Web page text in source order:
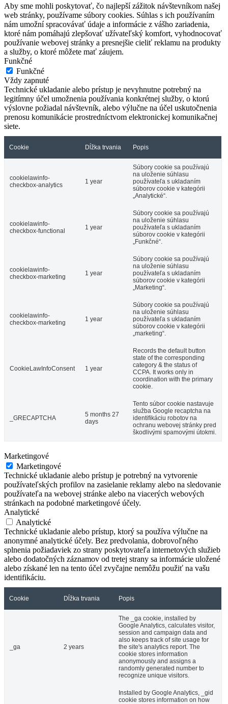
Aby sme mohli poskytovať, čo najlepší zážitok návštevníkom našej
web stránky, používame súbory cookies. Súhlas s ich používaním
nám umožní spracovávať údaje a informácie z vášho zariadenia,
ktoré nám pomáhajú zlepšovať užívateľský komfort, vyhodnocovať
používanie webovej stránky a presnejšie cieliť reklamu na produkty
a služby, o ktoré môžete mať záujem.
Funkčné
Funkčné
Vždy zapnuté
Technické ukladanie alebo prístup je nevyhnutne potrebný na
legitímny účel umožnenia používania konkrétnej služby, o ktorú
výslovne požiadal návštevník, alebo výlučne na účel uskutočnenia
prenosu komunikácie prostredníctvom elektronickej komunikačnej
siete.
Cookie Dĺžka trvania Popis
cookielawinfo-
checkbox-analytics
1 year
Súbory cookie sa používajú
na uloženie súhlasu
používateľa s ukladaním
súborov cookie v kategórii
„Analytické“.
cookielawinfo-
checkbox-functional
1 year
Súbory cookie sa používajú
na uloženie súhlasu
používateľa s ukladaním
súborov cookie v kategórii
„Funkčné“.
cookielawinfo-
checkbox-marketing
1 year
Súbory cookie sa používajú
na uloženie súhlasu
používateľa s ukladaním
súborov cookie v kategórii
„Marketing“.
cookielawinfo-
checkbox-marketing
1 year
Súbory cookie sa používajú
na uloženie súhlasu
používateľa s ukladaním
súborov cookie v kategórii
„marketing“.
CookieLawInfoConsent 1 year
Records the default button
state of the corresponding
category & the status of
CCPA. It works only in
coordination with the primary
cookie.
_GRECAPTCHA
5 months 27
days
Tento súbor cookie nastavuje
služba Google recaptcha na
identifikáciu robotov na
ochranu webovej stránky pred
škodlivými spamovými útokmi.
Marketingové
Marketingové
Technické ukladanie alebo prístup je potrebný na vytvorenie
používateľských profilov na zasielanie reklamy alebo na sledovanie
používateľa na webovej stránke alebo na viacerých webových
stránkach na podobné marketingové účely.
Analytické
Analytické
Technické ukladanie alebo prístup, ktorý sa používa výlučne na
anonymné analytické účely. Bez predvolania, dobrovoľného
splnenia požiadaviek zo strany poskytovateľa internetových služieb
alebo dodatočných záznamov od tretej strany sa informácie uložené
alebo získané len na tento účel zvyčajne nemôžu použiť na vašu
identifikáciu.
Cookie Dĺžka trvania Popis
_ga 2 years
The _ga cookie, installed by
Google Analytics, calculates visitor,
session and campaign data and
also keeps track of site usage for
the site's analytics report. The
cookie stores information
anonymously and assigns a
randomly generated number to
recognize unique visitors.
Installed by Google Analytics, _gid
cookie stores information on how